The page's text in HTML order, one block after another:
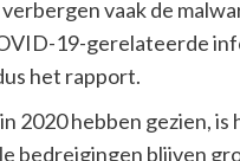
vaak de
19-gerelateerde
het rapport.
2020 hebben gezien, is
bedreigingen blijven